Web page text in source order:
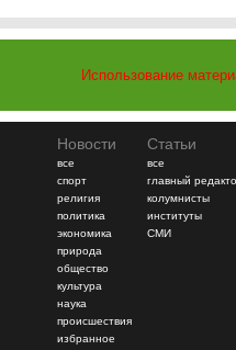
Использование
Новости
все
спорт
религия
политика
экономика
природа
общество
культура
наука
происшествия
избранное
Статьи
все
главный
колумнисты
институты
СМИ